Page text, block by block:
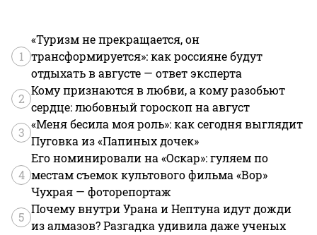
1
«Туризм не прекращается, он
трансформируется»: как россияне будут
отдыхать в августе — ответ эксперта
2
Кому признаются в любви, а кому разобьют
сердце: любовный гороскоп на август
3
«Меня бесила моя роль»: как сегодня выглядит
Пуговка из «Папиных дочек»
4
Его номинировали на «Оскар»: гуляем по
местам съемок культового фильма «Вор»
Чухрая — фоторепортаж
5
Почему внутри Урана и Нептуна идут дожди
из алмазов? Разгадка удивила даже ученых